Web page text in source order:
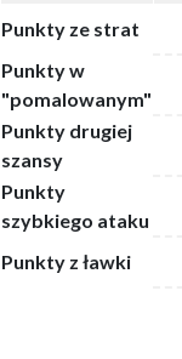
Punkty ze strat
Punkty w
"pomalowanym"
Punkty drugiej
szansy
Punkty
szybkiego ataku
Punkty z ławki